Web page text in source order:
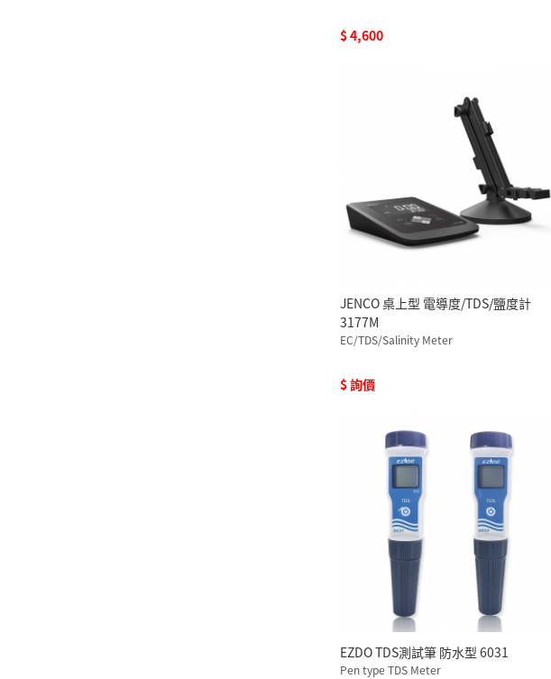
$ 4,600
JENCO 桌上型 電導度/TDS/鹽度計
3177M
EC/TDS/Salinity Meter
$ 詢價
EZDO TDS測試筆 防水型 6031
Pen type TDS Meter